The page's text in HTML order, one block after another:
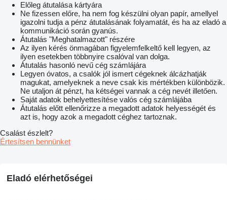
Előleg átutalása kártyára
Ne fizessen előre, ha nem fog készülni olyan papír, amellyel
igazolni tudja a pénz átutalásának folyamatát, és ha az eladó a
kommunikáció során gyanús.
Átutalás "Meghatalmazott" részére
Az ilyen kérés önmagában figyelemfelkeltő kell legyen, az
ilyen esetekben többnyire csalóval van dolga.
Átutalás hasonló nevű cég számlájára
Legyen óvatos, a csalók jól ismert cégeknek álcázhatják
magukat, amelyeknek a neve csak kis mértékben különbözik.
Ne utaljon át pénzt, ha kétségei vannak a cég nevét illetően.
Saját adatok behelyettesítése valós cég számlájába
Átutalás előtt ellenőrizze a megadott adatok helyességét és
azt is, hogy azok a megadott céghez tartoznak.
Csalást észlelt?
Értesítsen bennünket
Eladó elérhetőségei